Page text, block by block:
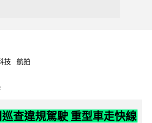
技 航拍
查違規駕駛 重型車走快線